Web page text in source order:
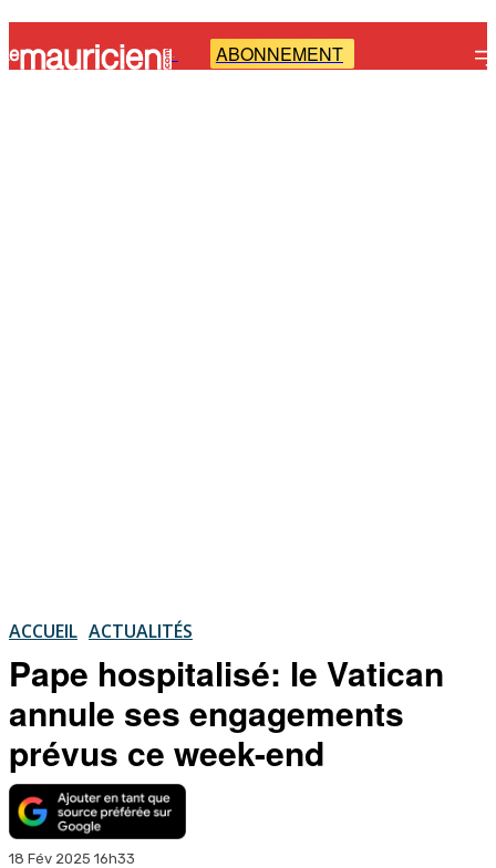
- ABONNEMENT
ACCUEIL ACTUALITÉS
Pape hospitalisé: le Vatican
annule ses engagements
prévus ce week-end
18 Fév 2025 16h33